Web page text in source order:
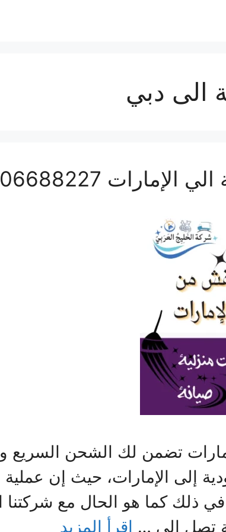
الى دبي
0506688227
تضمن لك الشحن السريع
إلى الإمارات، حيث إن
ذلك كما هو الحال مع شركتنا
تصل إلى … اقرأ المزيد